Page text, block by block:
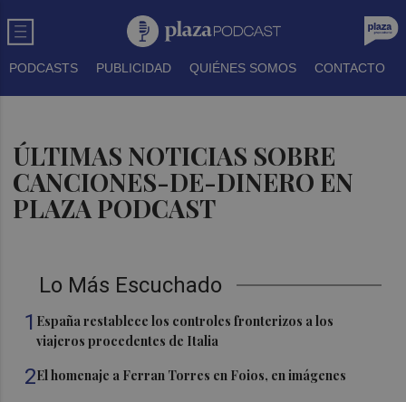
PODCASTS PUBLICIDAD QUIÉNES SOMOS CONTACTO
ÚLTIMAS NOTICIAS SOBRE
CANCIONES-DE-DINERO EN
PLAZA PODCAST
Lo Más Escuchado
1 España restablece los controles fronterizos a los
viajeros procedentes de Italia
2El homenaje a Ferran Torres en Foios, en imágenes